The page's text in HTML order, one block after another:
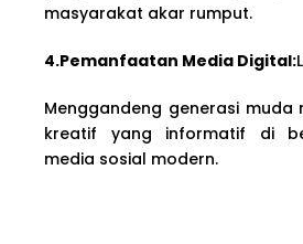
masyarakat akar rumput.
4.Pemanfaatan Media Digital:
Menggandeng generasi muda
kreatif yang informatif di
media sosial modern.